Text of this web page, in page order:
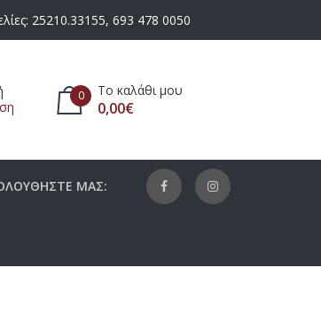
25210.33155, 693 478 0050
0 Το καλάθι μου
0,00€
ΜΑΣ: